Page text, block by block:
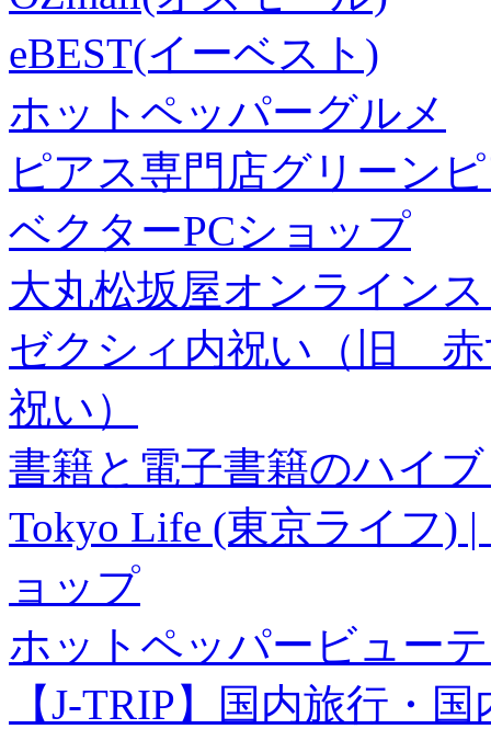
eBEST(イーベスト)
ホットペッパーグルメ
ピアス専門店グリーン
ベクターPCショップ
大丸松坂屋オンライン
ゼクシィ内祝い（旧 赤
祝い）
書籍と電子書籍のハイ
Tokyo Life (東京ライフ)
ョップ
ホットペッパービュー
【J-TRIP】国内旅行・